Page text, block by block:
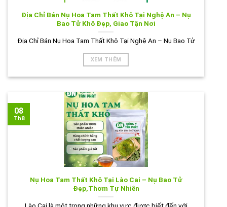
Địa Chỉ Bán Nụ Hoa Tam Thất Khô Tại Nghệ An – Nụ
Bao Tử Khô Đẹp, Giao Tận Nơi
Địa Chỉ Bán Nụ Hoa Tam Thất Khô Tại Nghệ An – Nụ Bao Tử
XEM THÊM
Nụ Hoa Tam Thất Khô Tại Lào Cai – Nụ Bao Tử
Đẹp,Thơm Tự Nhiên
08
Th8